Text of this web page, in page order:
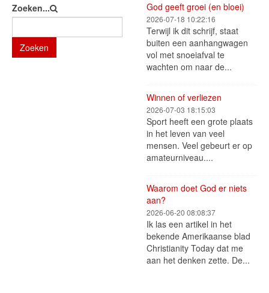
Zoeken...
Zoeken
God geeft groei (en bloei)
2026-07-18 10:22:16
Terwijl ik dit schrijf, staat
buiten een aanhangwagen
vol met snoeiafval te
wachten om naar de...
Winnen of verliezen
2026-07-03 18:15:03
Sport heeft een grote plaats
in het leven van veel
mensen. Veel gebeurt er op
amateurniveau....
Waarom doet God er niets
aan?
2026-06-20 08:08:37
Ik las een artikel in het
bekende Amerikaanse blad
Christianity Today dat me
aan het denken zette. De...